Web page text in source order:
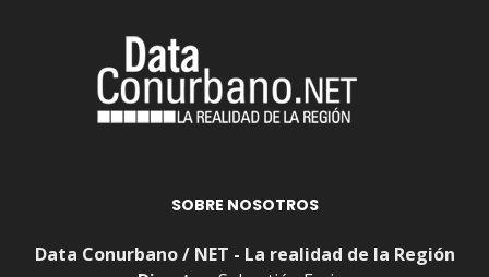
SOBRE NOSOTROS
Data Conurbano / NET - La realidad de la Región